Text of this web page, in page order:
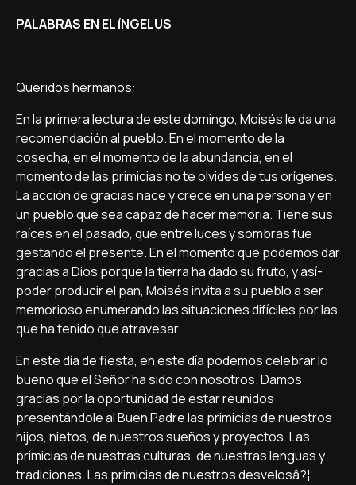
PALABRAS EN EL íNGELUS
Queridos hermanos:
En la primera lectura de este domingo, Moisés le da una
recomendación al pueblo. En el momento de la
cosecha, en el momento de la abundancia, en el
momento de las primicias no te olvides de tus orí­genes.
La acción de gracias nace y crece en una persona y en
un pueblo que sea capaz de hacer memoria. Tiene sus
raí­ces en el pasado, que entre luces y sombras fue
gestando el presente. En el momento que podemos dar
gracias a Dios porque la tierra ha dado su fruto, y así­
poder producir el pan, Moisés invita a su pueblo a ser
memorioso enumerando las situaciones difí­ciles por las
que ha tenido que atravesar.
En este dí­a de fiesta, en este dí­a podemos celebrar lo
bueno que el Señor ha sido con nosotros. Damos
gracias por la oportunidad de estar reunidos
presentándole al Buen Padre las primicias de nuestros
hijos, nietos, de nuestros sueños y proyectos. Las
primicias de nuestras culturas, de nuestras lenguas y
tradiciones. Las primicias de nuestros desvelosâ?¦